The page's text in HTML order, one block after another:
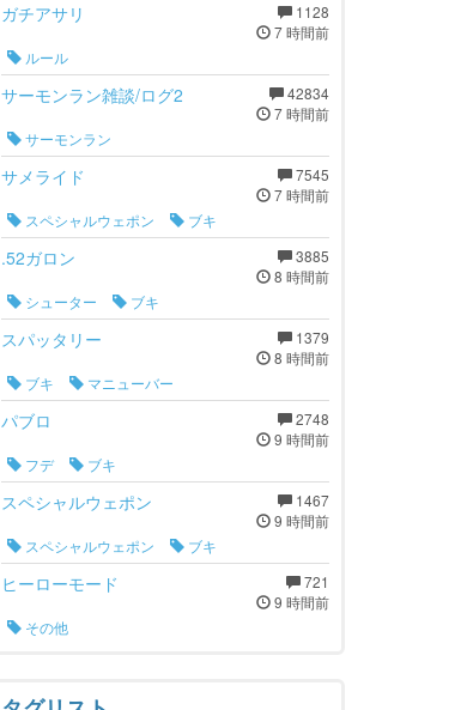
1128
7 時間前
ガチアサリ
ルール
42834
7 時間前
サーモンラン雑談/ログ2
サーモンラン
7545
7 時間前
サメライド
スペシャルウェポン
ブキ
3885
8 時間前
.52ガロン
シューター
ブキ
1379
8 時間前
スパッタリー
ブキ
マニューバー
2748
9 時間前
パブロ
フデ
ブキ
1467
9 時間前
スペシャルウェポン
スペシャルウェポン
ブキ
721
9 時間前
ヒーローモード
その他